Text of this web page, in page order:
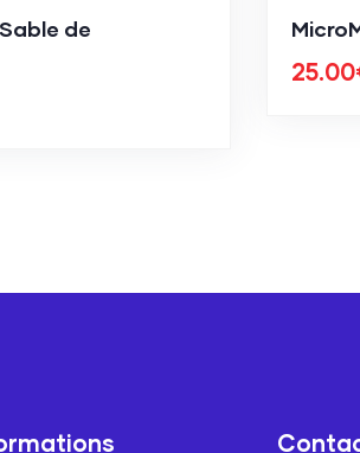
de
25.00